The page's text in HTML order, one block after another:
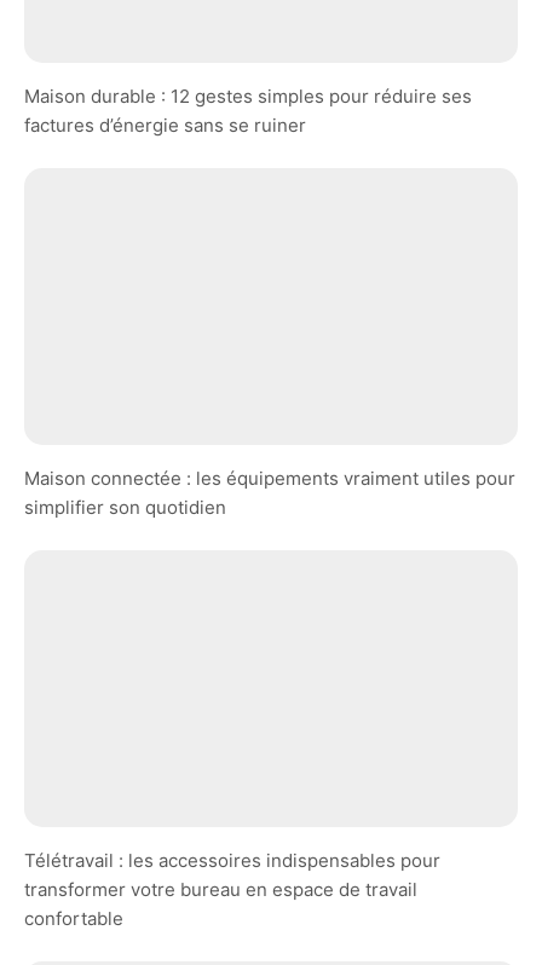
Maison durable : 12 gestes simples pour réduire ses
factures d’énergie sans se ruiner
Maison connectée : les équipements vraiment utiles pour
simplifier son quotidien
Télétravail : les accessoires indispensables pour
transformer votre bureau en espace de travail
confortable